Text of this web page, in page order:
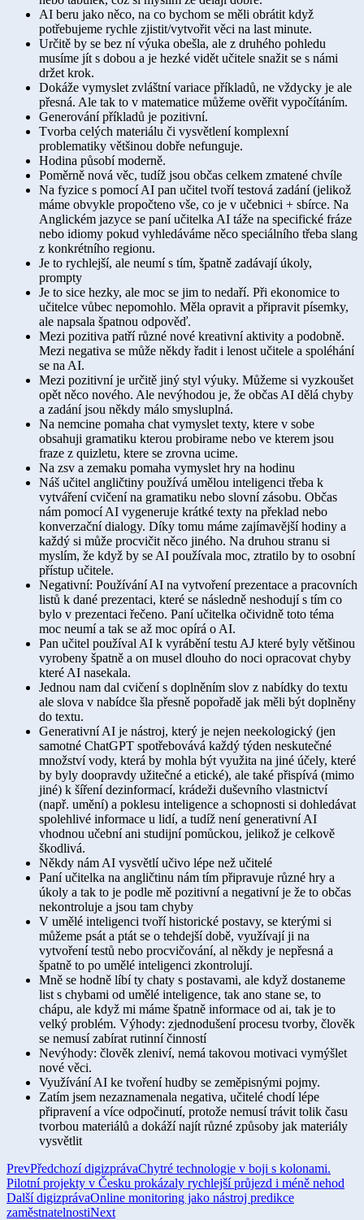
AI beru jako něco, na co bychom se měli obrátit když
potřebujeme rychle zjistit/vytvořit věci na last minute.
Určitě by se bez ní výuka obešla, ale z druhého pohledu
musíme jít s dobou a je hezké vidět učitele snažit se s námi
držet krok.
Dokáže vymyslet zvláštní variace příkladů, ne vždycky je ale
přesná. Ale tak to v matematice můžeme ověřit vypočítáním.
Generování příkladů je pozitivní.
Tvorba celých materiálu či vysvětlení komplexní
problematiky většinou dobře nefunguje.
Hodina působí moderně.
Poměrně nová věc, tudíž jsou občas celkem zmatené chvíle
Na fyzice s pomocí AI pan učitel tvoří testová zadání (jelikož
máme obvykle propočteno vše, co je v učebnici + sbírce. Na
Anglickém jazyce se paní učitelka AI táže na specifické fráze
nebo idiomy pokud vyhledáváme něco speciálního třeba slang
z konkrétního regionu.
Je to rychlejší, ale neumí s tím, špatně zadávají úkoly,
prompty
Je to sice hezky, ale moc se jim to nedaří. Při ekonomice to
učitelce vůbec nepomohlo. Měla opravit a připravit písemky,
ale napsala špatnou odpověď.
Mezi pozitiva patří různé nové kreativní aktivity a podobně.
Mezi negativa se může někdy řadit i lenost učitele a spoléhání
se na AI.
Mezi pozitivní je určitě jiný styl výuky. Můžeme si vyzkoušet
opět něco nového. Ale nevýhodou je, že občas AI dělá chyby
a zadání jsou někdy málo smysluplná.
Na nemcine pomaha chat vymyslet texty, ktere v sobe
obsahuji gramatiku kterou probirame nebo ve kterem jsou
fraze z quizletu, ktere se zrovna ucime.
Na zsv a zemaku pomaha vymyslet hry na hodinu
Náš učitel angličtiny používá umělou inteligenci třeba k
vytváření cvičení na gramatiku nebo slovní zásobu. Občas
nám pomocí AI vygeneruje krátké texty na překlad nebo
konverzační dialogy. Díky tomu máme zajímavější hodiny a
každý si může procvičit něco jiného. Na druhou stranu si
myslím, že když by se AI používala moc, ztratilo by to osobní
přístup učitele.
Negativní: Používání AI na vytvoření prezentace a pracovních
listů k dané prezentaci, které se následně neshodují s tím co
bylo v prezentaci řečeno. Paní učitelka očividně toto téma
moc neumí a tak se až moc opírá o AI.
Pan učitel používal AI k vyrábění testu AJ které byly většinou
vyrobeny špatně a on musel dlouho do noci opracovat chyby
které AI nasekala.
Jednou nam dal cvičení s doplněním slov z nabídky do textu
ale slova v nabídce šla přesně popořadě jak měli být doplněny
do textu.
Generativní AI je nástroj, který je nejen neekologický (jen
samotné ChatGPT spotřebovává každý týden neskutečné
množství vody, která by mohla být využita na jiné účely, které
by byly doopravdy užitečné a etické), ale také přispívá (mimo
jiné) k šíření dezinformací, krádeži duševního vlastnictví
(např. umění) a poklesu inteligence a schopnosti si dohledávat
spolehlivé informace u lidí, a tudíž není generativní AI
vhodnou učební ani studijní pomůckou, jelikož je celkově
škodlivá.
Někdy nám AI vysvětlí učivo lépe než učitelé
Paní učitelka na angličtinu nám tím připravuje různé hry a
úkoly a tak to je podle mě pozitivní a negativní je že to občas
nekontroluje a jsou tam chyby
V umělé inteligenci tvoří historické postavy, se kterými si
můžeme psát a ptát se o tehdejší době, využívají ji na
vytvoření testů nebo procvičování, al někdy je nepřesná a
špatně to po umělé inteligenci zkontrolují.
Mně se hodně líbí ty chaty s postavami, ale když dostaneme
list s chybami od umělé inteligence, tak ano stane se, to
chápu, ale když mi máme špatně informace od ai, tak je to
velký problém. Výhody: zjednodušení procesu tvorby, člověk
se nemusí zabírat rutinní činností
Nevýhody: člověk zleniví, nemá takovou motivaci vymýšlet
nové věci.
Využívání AI ke tvoření hudby se zeměpisnými pojmy.
Zatím jsem nezaznamenala negativa, učitelé chodí lépe
připravení a více odpočinutí, protože nemusí trávit tolik času
tvorbou materiálů a dokáží najít různé způsoby jak materiály
vysvětlit
PrevPředchozí digizprávaChytré technologie v boji s kolonami.
Pilotní projekty v Česku prokázaly rychlejší průjezd i méně nehod
Další digizprávaOnline monitoring jako nástroj predikce
zaměstnatelnostiNext